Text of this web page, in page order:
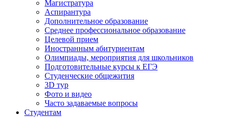
Магистратура
Аспирантура
Дополнительное образование
Среднее профессиональное образование
Целевой прием
Иностранным абитуриентам
Олимпиады, мероприятия для школьников
Подготовительные курсы к ЕГЭ
Студенческие общежития
3D тур
Фото и видео
Часто задаваемые вопросы
Студентам